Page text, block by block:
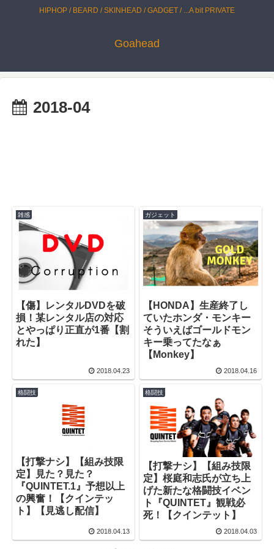
HIPHOP / BEARD / SKINHEAD / GADGET / ...A bit PRIVATE
Goahead
2018-04
雑感
【傷】レンタルDVDを破
損！某レンタル店の対応
とやっぱり正直が1番【割
れた】
2018.04.23
ガジェット
【HONDA】生産終了し
ていたホンダ・モンキー
そういえばゴールドモン
キー乗ってたなぁ
【Monkey】
2018.04.16
格闘技
【打撃ナシ】【組み技限
定】見た？見た？
『QUINTET.1』予想以上
の興奮！【クインテッ
ト】【見逃し配信】
2018.04.13
格闘技
【打撃ナシ】【組み技限
定】桜庭和志氏が立ち上
げた新たな格闘技イベン
ト『QUINTET』観戦必
死！【クインテット】
2018.04.03